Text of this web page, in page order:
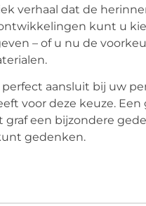
verhaal dat de
kunt u
– of u nu de
aansluit bij uw
voor deze keuze.
een bijzondere
gedenken.